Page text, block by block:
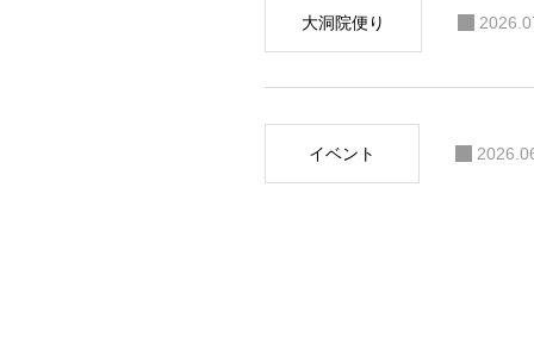
大洞院便り
イベント